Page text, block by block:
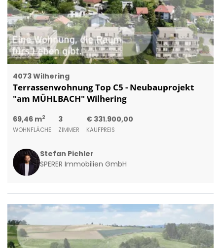
4073 Wilhering
Terrassenwohnung Top C5 - Neubauprojekt
"am MÜHLBACH" Wilhering
69,46 m2
WOHNFLÄCHE
3
ZIMMER
€ 331.900,00
KAUFPREIS
Stefan Pichler
SPERER Immobilien GmbH